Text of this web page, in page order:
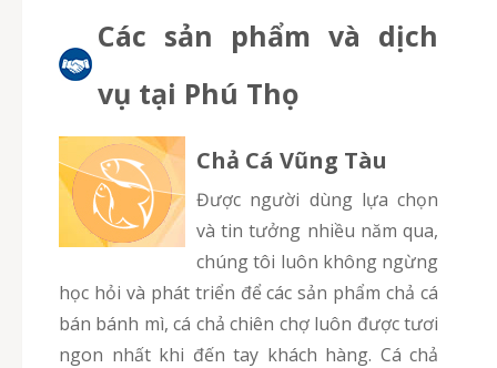
Các sản phẩm và dịch
vụ tại Phú Thọ
Chả Cá Vũng Tàu
Được người dùng lựa chọn
và tin tưởng nhiều năm qua,
chúng tôi luôn không ngừng
học hỏi và phát triển để các sản phẩm chả cá
bán bánh mì, cá chả chiên chợ luôn được tươi
ngon nhất khi đến tay khách hàng. Cá chả